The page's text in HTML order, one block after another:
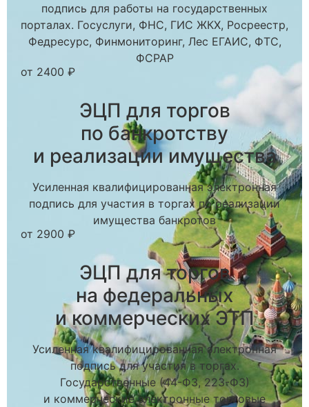
подпись для работы на государственных
порталах. Госуслуги, ФНС, ГИС ЖКХ, Росреестр,
Федресурс, Финмониторинг, Лес ЕГАИС, ФТС,
ФСРАР
от 2400 ₽
ЭЦП для торгов
по банкротству
и реализации имущества
Усиленная квалифицированная электронная
подпись для участия в торгах по реализации
имущества банкротов
от 2900 ₽
ЭЦП для торгов
на федеральных
и коммерческих ЭТП
Усиленная квалифицированная электронная
подпись для участия в торгах.
Государственные (44-ФЗ, 223-ФЗ)
и коммерческие электронные торговые